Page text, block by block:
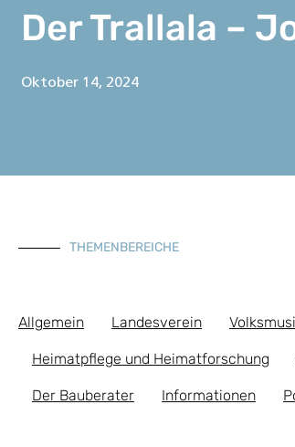
Der Trallala –
Oktober 14, 2024
THEMENBEREICHE
Allgemein Landesverein
Heimatpflege und Heimatforschung
Der Bauberater Informationen